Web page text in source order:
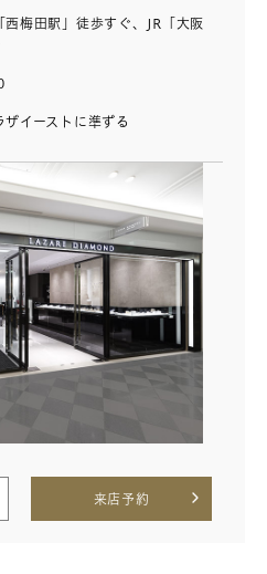
西梅田駅」徒歩すぐ、JR「大阪
ザイーストに準ずる
来店予約